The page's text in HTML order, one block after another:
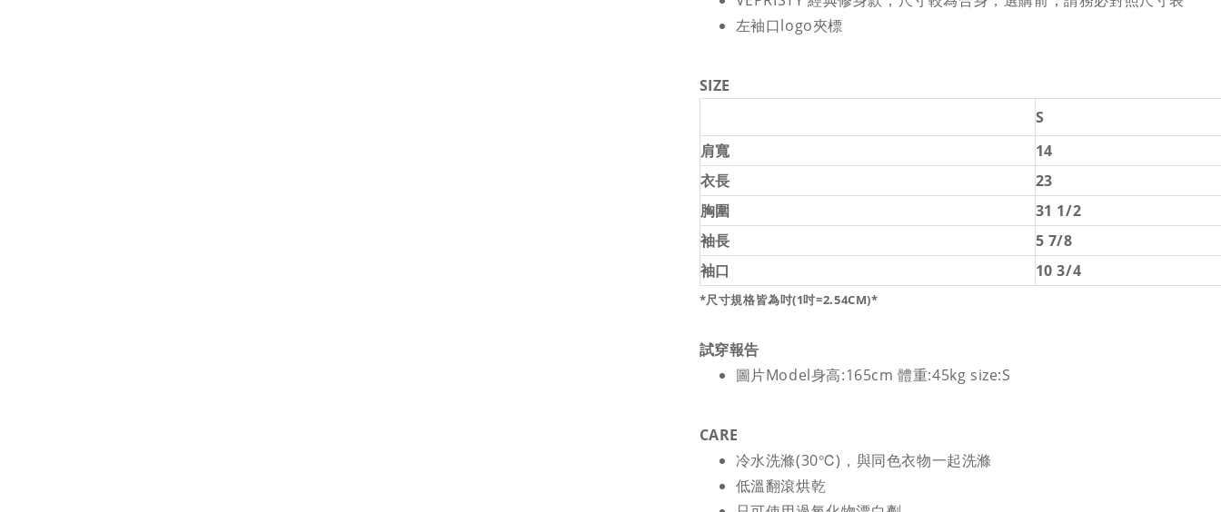
左袖口logo夾標
SIZE
S
肩寬
14
衣長
23
胸圍
31 1/2
袖長
5 7/8
袖口
10 3/4
*尺寸規格皆為吋(1吋=2.54CM)*
試穿報告
圖片Model身高:165cm 體重:45kg size:S
CARE
冷水洗滌(30℃)，與同色衣物一起洗滌
低溫翻滾烘乾